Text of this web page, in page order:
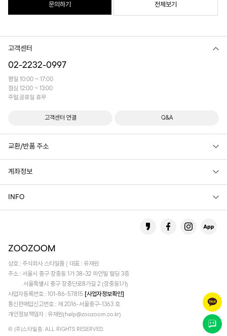
문의하기 전체보기
고객센터
02-2232-0997
평일 10:00 ~ 17:00
점심 12:00 ~ 13:00
주말,공휴일 휴무
고객센터 연결 Q&A
교환/반품 주소
계좌정보
INFO
상호 : 주식회사 스타일줌 | 대표 : 유재원
주소 : 서울시 중구 장충동 1가 38-32 파인빌 빌딩 3층
서울특별시 중구 장충단로8가길 2 (장충동1가)
사업자등록번호 : 101-86-57815 [사업자정보확인]
통신판매업신고번호 : 제 2016-서울중구-1363 호
개인정보책임자 : 유재원(help@zoozoom.co.kr)
© (주)스타일줌. ALL RIGHTS RESERVED.